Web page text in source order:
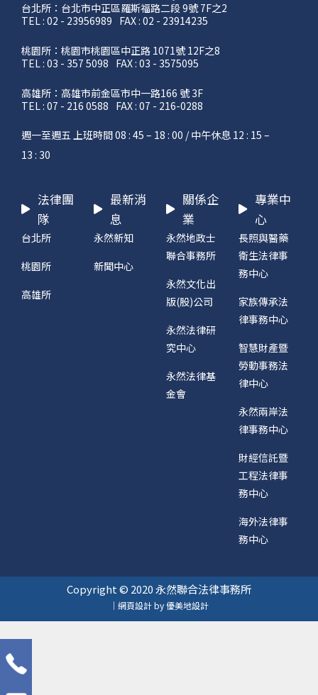
台北所：台北市中正區羅斯福路二段 9號 7F之2
TEL : 02 - 23956989 FAX : 02 - 23914235
桃園所：桃園市桃園區中正路 1071號 12F之8
TEL : 03 - 357 5098 FAX : 03 - 3575095
高雄所：高雄市前金區市中一路166 號 3F
TEL : 07 - 216 0588 FAX : 07 - 216-0288
週一至週五 上班時間 08 : 45 – 18 : 00 / 中午休息 12 : 15 –
13 : 30
法律團
隊
台北所
桃園所
高雄所
最新消
息
永然新知
新聞中心
關係企
業
永然地政士
聯合事務所
永然文化出
版(股)公司
永然法律研
究中心
永然法律基
金會
專業中
心
長照與醫藥
衛生法律事
務中心
家族傳承法
律事務中心
智慧財產暨
勞動事務法
律中心
永然兩岸法
律事務中心
財經信託暨
工程法律事
務中心
海外法律事
務中心
Copyright © 2020 永然聯合法律事務所
｜網頁設計 by 優美地設計